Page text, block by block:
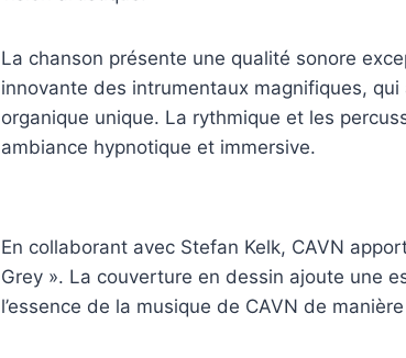
La chanson présente une qualité sonore
innovante des intrumentaux magnifiques,
organique unique. La rythmique et les
ambiance hypnotique et immersive.
En collaborant avec Stefan Kelk, CAVN
Grey ». La couverture en dessin ajoute une
l’essence de la musique de CAVN de